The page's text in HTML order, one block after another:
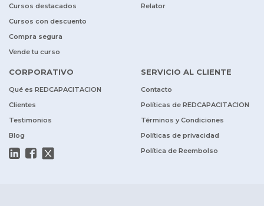
Cursos destacados
Cursos con descuento
Compra segura
Vende tu curso
Relator
CORPORATIVO
Qué es REDCAPACITACION
Clientes
Testimonios
Blog
SERVICIO AL CLIENTE
Contacto
Políticas de REDCAPACITACION
Términos y Condiciones
Políticas de privacidad
Política de Reembolso